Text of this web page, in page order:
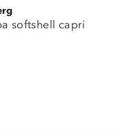
softshell capri